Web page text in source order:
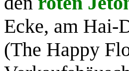
Ecke, am Hai-
(The Happy